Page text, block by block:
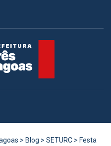
> Blog > SETURC > Festa